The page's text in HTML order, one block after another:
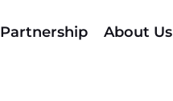
Partnership About Us